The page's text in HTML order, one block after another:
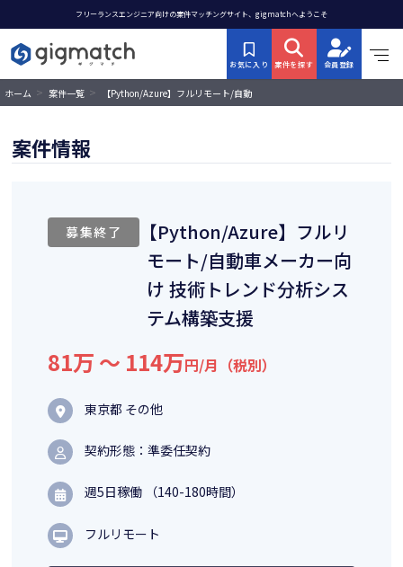
フリーランスエンジニア向けの案件マッチングサイト、gigmatchへようこそ
お気に入り 案件を探す 会員登録
ホーム > 案件一覧 >
【Python/Azure】フルリモート/自動
案件情報
募集終了
【Python/Azure】フルリ
モート/自動車メーカー向
け 技術トレンド分析シス
テム構築支援
81万 〜 114万円/月（税別）
東京都 その他
契約形態：準委任契約
週5日稼働 （140-180時間）
フルリモート